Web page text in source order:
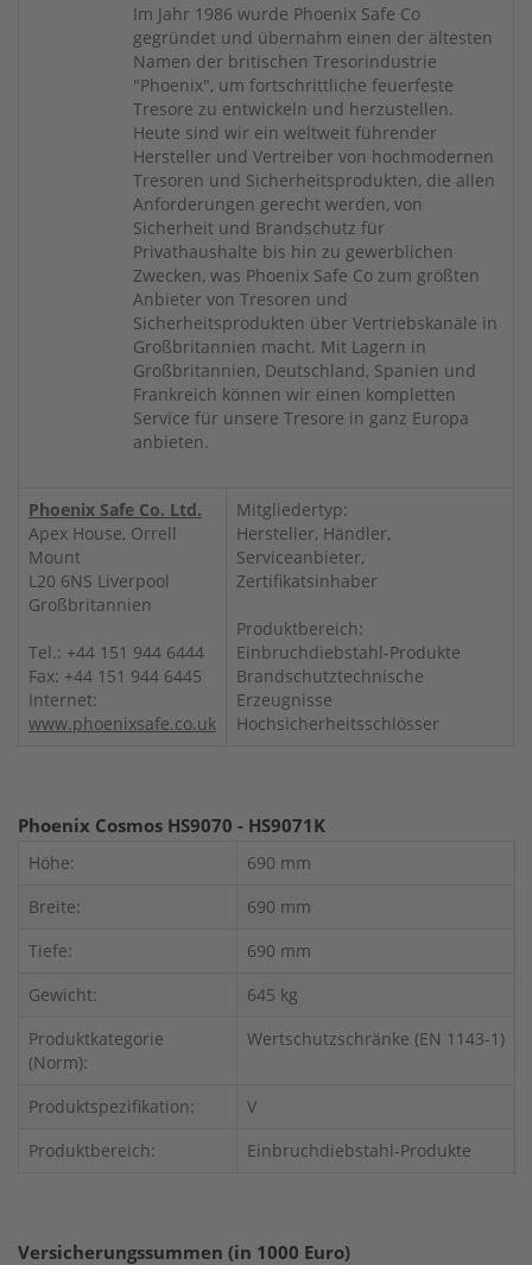
Im Jahr 1986 wurde Phoenix Safe Co
gegründet und übernahm einen der ältesten
Namen der britischen Tresorindustrie
"Phoenix", um fortschrittliche feuerfeste
Tresore zu entwickeln und herzustellen.
Heute sind wir ein weltweit führender
Hersteller und Vertreiber von hochmodernen
Tresoren und Sicherheitsprodukten, die allen
Anforderungen gerecht werden, von
Sicherheit und Brandschutz für
Privathaushalte bis hin zu gewerblichen
Zwecken, was Phoenix Safe Co zum größten
Anbieter von Tresoren und
Sicherheitsprodukten über Vertriebskanäle in
Großbritannien macht. Mit Lagern in
Großbritannien, Deutschland, Spanien und
Frankreich können wir einen kompletten
Service für unsere Tresore in ganz Europa
anbieten.
Phoenix Safe Co. Ltd.
Apex House, Orrell
Mount
L20 6NS Liverpool
Großbritannien
Tel.: +44 151 944 6444
Fax: +44 151 944 6445
Internet:
www.phoenixsafe.co.uk
Mitgliedertyp:
Hersteller, Händler,
Serviceanbieter,
Zertifikatsinhaber
Produktbereich:
Einbruchdiebstahl-Produkte
Brandschutztechnische
Erzeugnisse
Hochsicherheitsschlösser
Phoenix Cosmos HS9070 - HS9071K
Höhe:
690 mm
Breite:
690 mm
Tiefe:
690 mm
Gewicht:
645 kg
Produktkategorie
(Norm):
Wertschutzschränke (EN 1143-1)
Produktspezifikation:
V
Produktbereich:
Einbruchdiebstahl-Produkte
Versicherungssummen (in 1000 Euro)